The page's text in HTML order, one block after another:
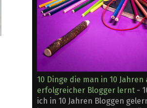
10 Dinge die man in 10 Jahren
erfolgreicher Blogger lernt -
ich in 10 Jahren Bloggen